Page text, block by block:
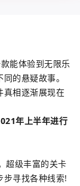
能体验到无限乐
的悬疑故事。
真相逐渐展现在
年上半年进行
超级丰富的关卡
步寻找各种线索!